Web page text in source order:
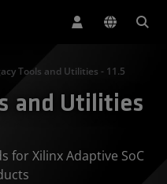
Tools and Utilities - 11.5
and Utilities
for Xilinx Adaptive SoC